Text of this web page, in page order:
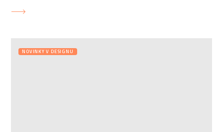
NOVINKY V DESIGNU